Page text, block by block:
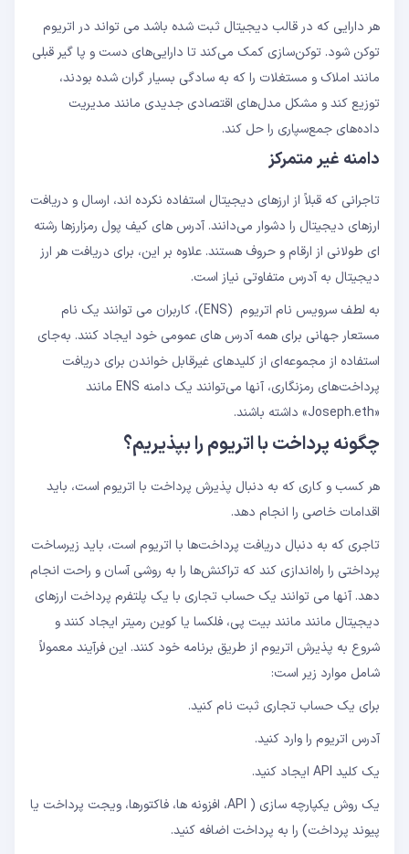
هر دارایی که در قالب دیجیتال ثبت شده باشد می تواند در اتریوم
توکن شود. توکن‌سازی کمک می‌کند تا دارایی‌های دست و پا گیر قبلی
مانند املاک و مستغلات را که به سادگی بسیار گران شده بودند،
توزیع کند و مشکل مدل‌های اقتصادی جدیدی مانند مدیریت
داده‌های جمع‌سپاری را حل کند.
دامنه غیر متمرکز
تاجرانی که قبلاً از ارزهای دیجیتال استفاده نکرده اند، ارسال و دریافت
ارزهای دیجیتال را دشوار می‌دانند. آدرس های کیف پول رمزارزها رشته
ای طولانی از ارقام و حروف هستند. علاوه بر این، برای دریافت هر ارز
دیجیتال به آدرس متفاوتی نیاز است.
به لطف سرویس نام اتریوم (ENS)، کاربران می توانند یک نام
مستعار جهانی برای همه آدرس های عمومی خود ایجاد کنند. به‌جای
استفاده از مجموعه‌ای از کلیدهای غیرقابل خواندن برای دریافت
پرداخت‌های رمزنگاری، آنها می‌توانند یک دامنه ENS مانند
«Joseph.eth» داشته باشند.
چگونه پرداخت با اتریوم را بپذیریم؟
هر کسب و کاری که به دنبال پذیرش پرداخت با اتریوم است، باید
اقدامات خاصی را انجام دهد.
تاجری که به دنبال دریافت پرداخت‌ها با اتریوم است، باید زیرساخت
پرداختی را راه‌اندازی کند که تراکنش‌ها را به روشی آسان و راحت انجام
دهد. آنها می توانند یک حساب تجاری با یک پلتفرم پرداخت ارزهای
دیجیتال مانند مانند بیت پی، فلکسا یا کوین رمیتر ایجاد کنند و
شروع به پذیرش اتریوم از طریق برنامه خود کنند. این فرآیند معمولاً
شامل موارد زیر است:
برای یک حساب تجاری ثبت نام کنید.
آدرس اتریوم را وارد کنید.
یک کلید API ایجاد کنید.
یک روش یکپارچه سازی ( API، افزونه ها، فاکتورها، ویجت پرداخت یا
پیوند پرداخت) را به پرداخت اضافه کنید.